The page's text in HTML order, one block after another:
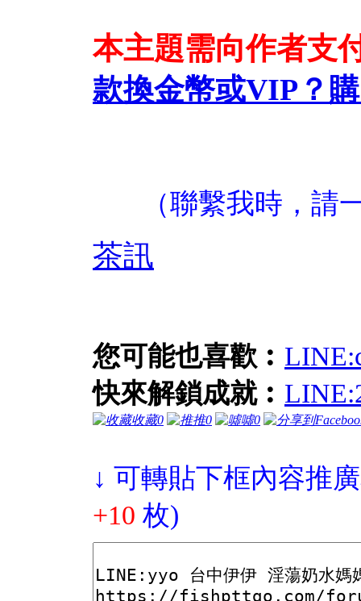
本主題需向作者支
款換金幣或VIP？
（聯繫我時，請
茶訊
您可能也喜歡︰
快來解鎖成就︰
收藏0 推0 噓0
↓ 可轉貼下框內容推
+10 枚)